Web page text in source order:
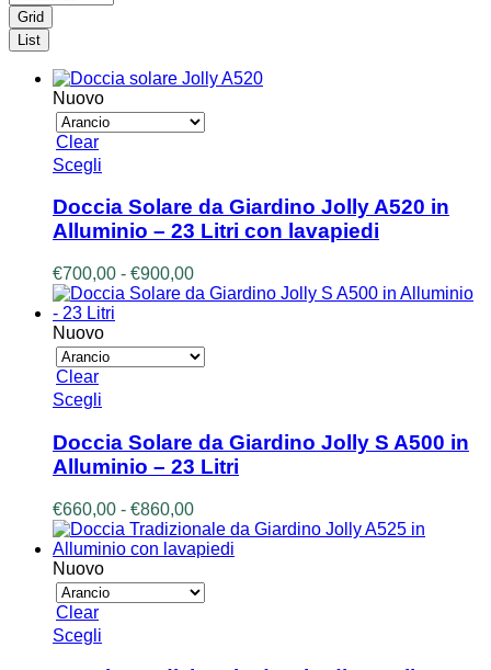
Grid
List
Nuovo
Clear
Scegli
ha
più
varianti.
Le
opzioni
possono
essere
scelte
nella
Doccia Solare da Giardino Jolly A520 in
Alluminio – 23 Litri con lavapiedi
€700,00 - €900,00Fascia
di
€700,00
a
Nuovo
Clear
Scegli
ha
più
varianti.
opzioni
possono
essere
scelte
nella
Doccia Solare da Giardino Jolly S A500 in
Alluminio – 23 Litri
€660,00 - €860,00Fascia
di
prezzo:
€660,00
a
Nuovo
Clear
Scegli